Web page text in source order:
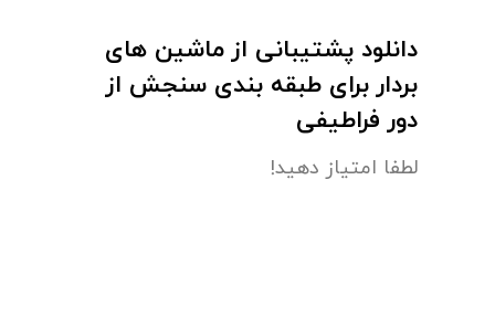
دانلود پشتیبانی از ماشین های
بردار برای طبقه بندی سنجش از
دور فراطیفی
لطفا امتیاز دهید!